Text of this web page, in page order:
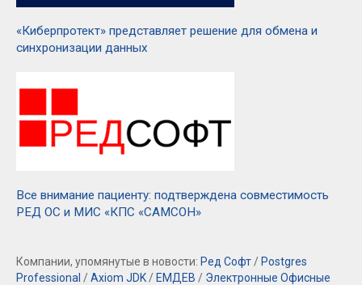
«Киберпротект» представляет решение для обмена и
синхронизации данных
Все внимание пациенту: подтверждена совместимость
РЕД ОС и МИС «КПС «САМСОН»
Компании, упомянутые в новости: Ред Софт / Postgres
Professional /Axiom JDK / ЕМДЕВ / Электронные Офисные